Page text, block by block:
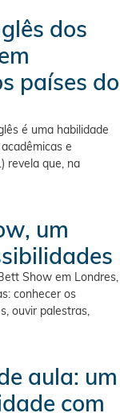
dos
países do
é uma habilidade
e
revela que, na
um
Show em Londres,
conhecer os
ouvir palestras,
aula: um
com